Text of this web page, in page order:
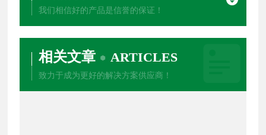
我们相信好的产品是信誉的保证！
相关文章 ARTICLES
致力于成为更好的解决方案供应商！